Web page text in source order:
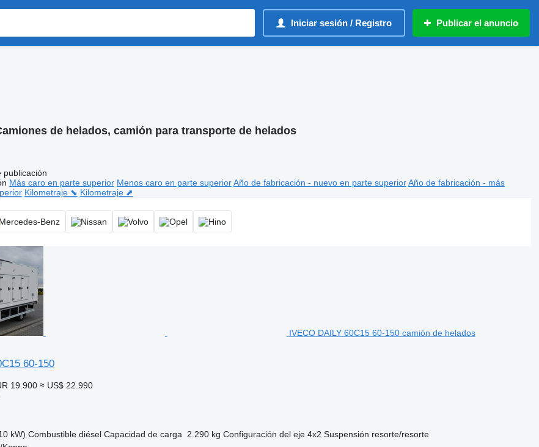
Iniciar sesión / Registro Publicar el anuncio
de helados, camión para transporte de helados
publicación
Más caro en parte superior Menos caro en parte superior Año de fabricación - nuevo en parte superior Año de fabricación - más
Kilometraje ⬊ Kilometraje ⬈
IVECO DAILY 60C15 60-150 camión de helados
60-150
19.900 ≈ US$ 22.990
kW) Combustible diésel Capacidad de carga 2.290 kg Configuración del eje 4x2 Suspensión resorte/resorte